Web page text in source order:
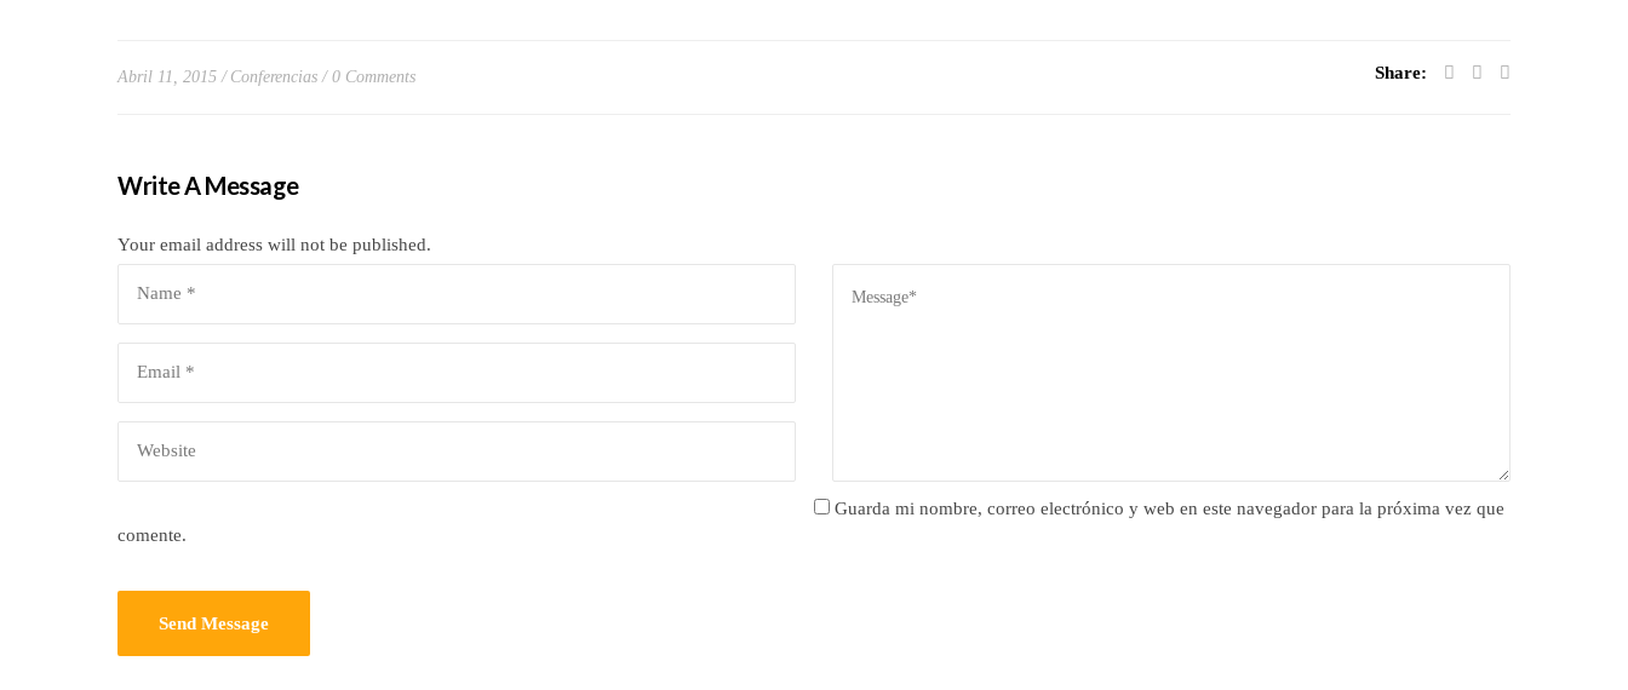
Abril 11, 2015 Conferencias 0 Comments Share:
Write A Message
Your email address will not be published.
Guarda mi nombre, correo electrónico y web en este navegador para la próxima vez que
comente.